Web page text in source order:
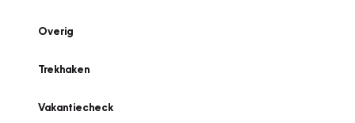
Overig
Trekhaken
Vakantiecheck